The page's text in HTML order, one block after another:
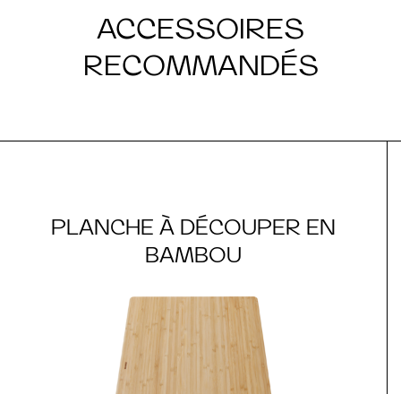
ACCESSOIRES
RECOMMANDÉS
PLANCHE À DÉCOUPER EN
BAMBOU